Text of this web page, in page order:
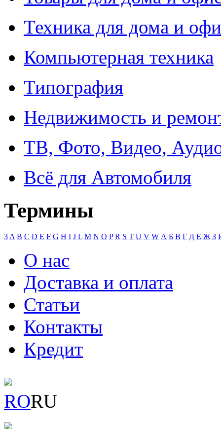
Техника для дома и
Компьютерная техника
Типография
Недвижимость и
ТВ, Фото, Видео,
Всё для Автомобиля
Термины
3 A B C D E F G H I J L M N O P R S T U V W А Б В Г Д Е Ж З
О нас
Доставка и оплата
Статьи
Контакты
Кредит
RORU